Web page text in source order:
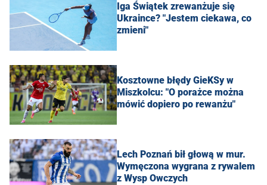
Iga Świątek zrewanżuje się
Ukraince? "Jestem ciekawa, co
zmieni"
Kosztowne błędy GieKSy w
Miszkolcu: "O porażce można
mówić dopiero po rewanżu"
Lech Poznań bił głową w mur.
Wymęczona wygrana z rywalem
z Wysp Owczych